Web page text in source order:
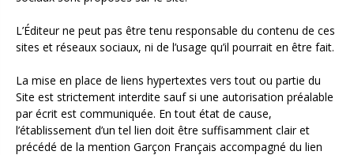
L’Éditeur ne peut pas être tenu responsable du contenu de ces
sites et réseaux sociaux, ni de l’usage qu’il pourrait en être fait.
La mise en place de liens hypertextes vers tout ou partie du
Site est strictement interdite sauf si une autorisation préalable
par écrit est communiquée. En tout état de cause,
l’établissement d’un tel lien doit être suffisamment clair et
précédé de la mention Garçon Français accompagné du lien